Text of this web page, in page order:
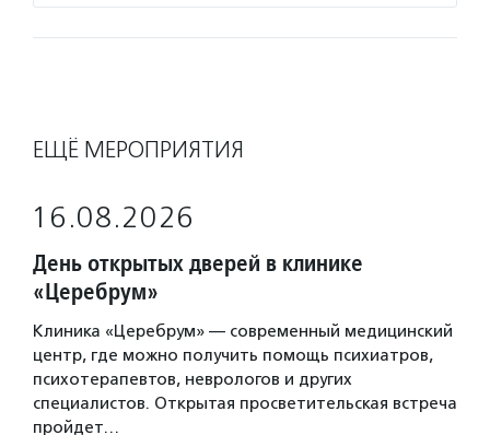
ЕЩЁ МЕРОПРИЯТИЯ
16.08.2026
День открытых дверей в клинике
«Церебрум»
Клиника «Церебрум» — современный медицинский
центр, где можно получить помощь психиатров,
психотерапевтов, неврологов и других
специалистов. Открытая просветительская встреча
пройдет…